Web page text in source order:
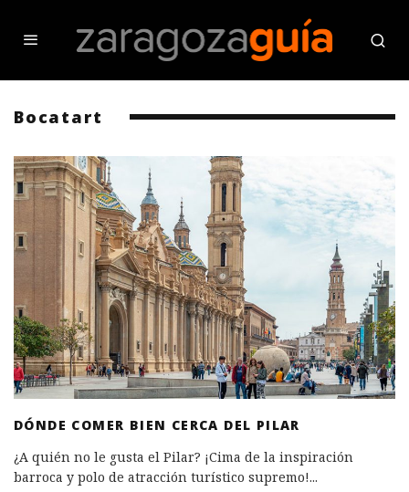
Bocatart
DÓNDE COMER BIEN CERCA DEL PILAR
¿A quién no le gusta el Pilar? ¡Cima de la inspiración
barroca y polo de atracción turístico supremo!...